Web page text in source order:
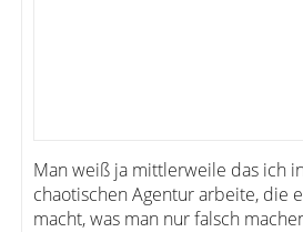
Man weiß ja mittlerweile das ich
chaotischen Agentur arbeite, die
macht, was man nur falsch